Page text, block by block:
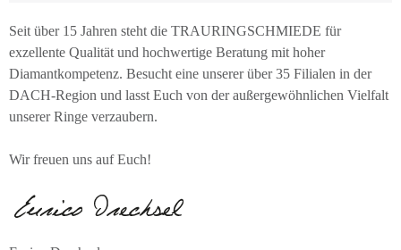
Seit über 15 Jahren steht die TRAURINGSCHMIEDE für
exzellente Qualität und hochwertige Beratung mit hoher
Diamantkompetenz. Besucht eine unserer über 35 Filialen in der
DACH-Region und lasst Euch von der außergewöhnlichen Vielfalt
unserer Ringe verzaubern.
Wir freuen uns auf Euch!